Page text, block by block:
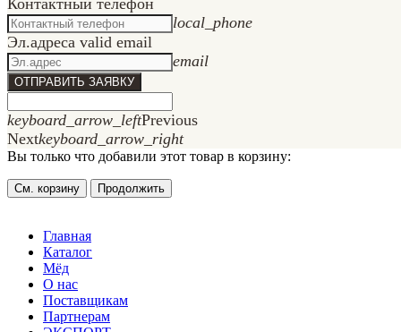
Контактный телефон
local_phone
Эл.адресa valid email
email
ОТПРАВИТЬ ЗАЯВКУ
keyboard_arrow_leftPrevious
Nextkeyboard_arrow_right
Вы только что добавили этот товар в корзину:
См. корзину Продолжить
Главная
Каталог
Мёд
О нас
Поставщикам
Партнерам